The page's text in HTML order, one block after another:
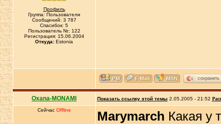
Профиль
Группа: Пользователи
Сообщений: 3 787
Спасибок: 5
Пользователь №: 122
Регистрация: 15.06.2004
Откуда: Estonia
сохранить
Oxana-MONAMI Показать ссылку этой темы 2.05.2005 - 21:52
Сейчас Offline Marymarch Какая у